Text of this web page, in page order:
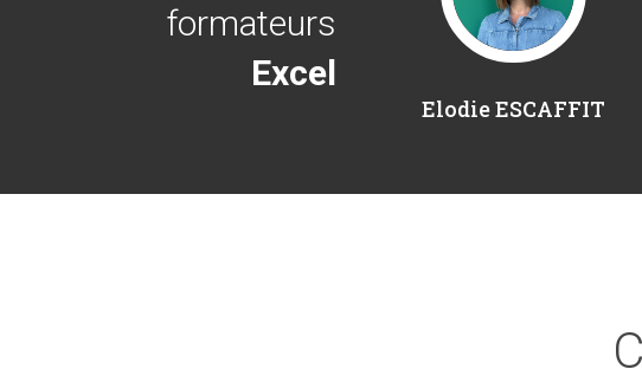
formateurs
Excel
Elodie ESCAFFIT